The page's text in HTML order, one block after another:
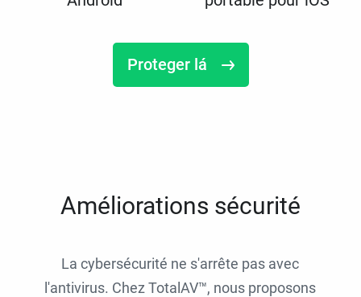
Proteger lá
Améliorations sécurité
La cybersécurité ne s'arrête pas avec
l'antivirus. Chez TotalAV™, nous proposons